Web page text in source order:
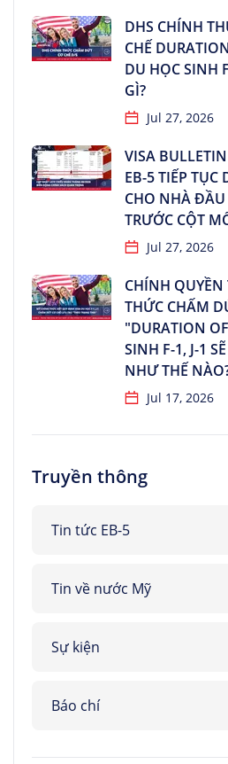
DHS CHÍNH
CHẾ
DU HỌC SINH
GÌ?
Jul 27, 2026
VISA
EB-5 TIẾP TỤC
CHO NHÀ
TRƯỚC CỘT
Jul 27, 2026
CHÍNH
THỨC CHẤM
"DURATION
SINH F-1, J-1
NHƯ THẾ
Jul 17, 2026
Truyền thông
Tin tức EB-5
Tin về nước Mỹ
Sự kiện
Báo chí